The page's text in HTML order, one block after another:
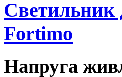
Светильник
Fortimo
Напруга